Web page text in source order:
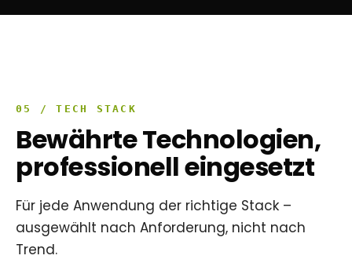
05 / TECH STACK
Bewährte Technologien,
professionell eingesetzt
Für jede Anwendung der richtige Stack –
ausgewählt nach Anforderung, nicht nach
Trend.